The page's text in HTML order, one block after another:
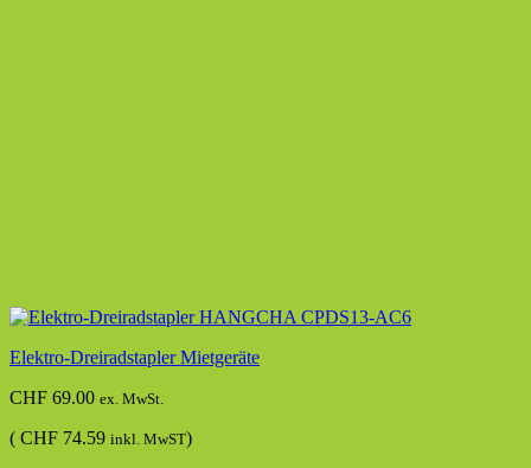
Elektro-Dreiradstapler Mietgeräte
CHF 69.00 ex. MwSt.
( CHF 74.59 inkl. MwST)